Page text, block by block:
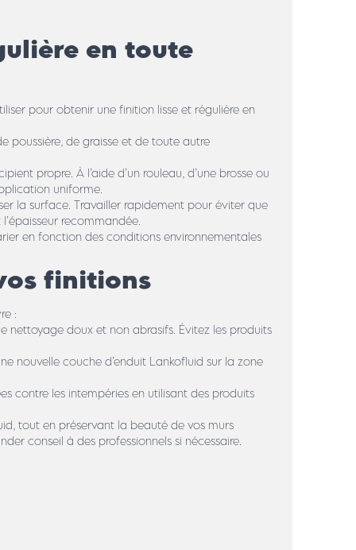
en toute
pour obtenir une finition lisse et régulière en
poussière, de graisse et de toute autre
propre. À l’aide d’un rouleau, d’une brosse ou
uniforme.
la surface. Travailler rapidement pour éviter que
recommandée.
en fonction des conditions environnementales
finitions
:
nettoyage doux et non abrasifs. Évitez les produits
nouvelle couche d’enduit Lankofluid sur la zone
contre les intempéries en utilisant des produits
tout en préservant la beauté de vos murs
conseil à des professionnels si nécessaire.